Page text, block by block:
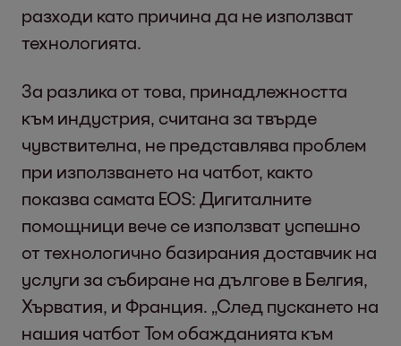
разходи като причина да не използват
технологията.
За разлика от това, принадлежността
към индустрия, считана за твърде
чувствителна, не представлява проблем
при използването на чатбот, както
показва самата EOS: Дигиталните
помощници вече се използват успешно
от технологично базирания доставчик на
услуги за събиране на дългове в Белгия,
Хърватия, и Франция. „След пускането на
нашия чатбот Том обажданията към